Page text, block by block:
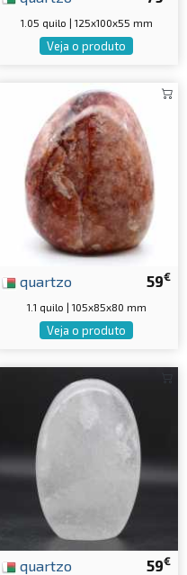
1.05 quilo | 125x100x55 mm
Veja o produto
59€
quartzo
1.1 quilo | 105x85x80 mm
Veja o produto
59€
quartzo